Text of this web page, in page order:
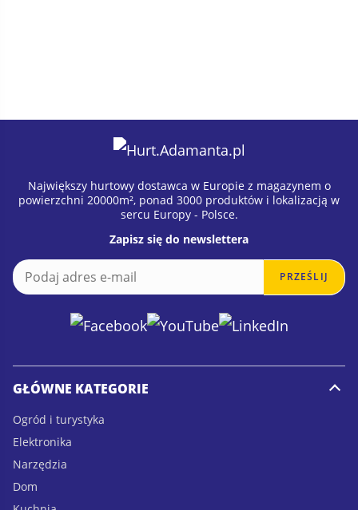
Największy hurtowy dostawca w Europie z magazynem o
powierzchni 20000m², ponad 3000 produktów i lokalizacją w
sercu Europy - Polsce.
Zapisz się do newslettera
a
i
l
E
m
PRZEŚLIJ
GŁÓWNE KATEGORIE
Ogród i turystyka
Elektronika
Narzędzia
Dom